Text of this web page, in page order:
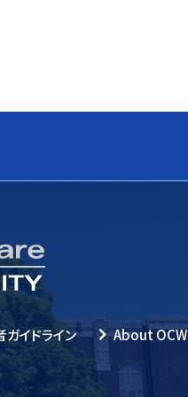
イドライン About OCW